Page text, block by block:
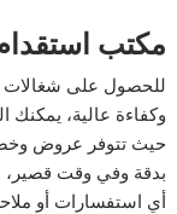
مكتب
للحصول على شغالات
وكفاءة عالية،
حيث تتوفر عروض
بدقة وفي وقت قصير،
أي استفسارات أو